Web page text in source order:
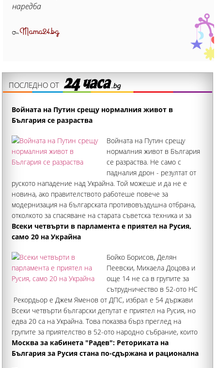
наредба
ОтMama24.bg
ПОСЛЕДНО ОТ
Войната на Путин срещу нормалния живот в
България се разраства
Войната на Путин срещу
нормалния живот в България
се разраства. Не само с
падналия дрон - резултат от
руското нападение над Украйна. Той можеше и да не е
новина, ако правителството работеше повече за
модернизация на българската противовъздушна отбрана,
отколкото за спасяване на старата съветска техника и за
отделянето ни от европейските инициативи
Всеки четвърти в парламента е приятел на Русия,
само 20 на Украйна
Бойко Борисов, Делян
Пеевски, Михаела Доцова и
още 14 не са в групите за
сътрудничество в 52-ото НС
Рекордьор е Джем Яменов от ДПС, избрал е 54 държави
Всеки четвърти български депутат е приятел на Русия, но
едва 20 са на Украйна. Това показва бърз преглед на
групите за приятелство в 52-ото народно събрание, които
в този мандат са с 86 държави
Москва за кабинета "Радев": Реториката на
България за Русия стана по-сдържана и рационална